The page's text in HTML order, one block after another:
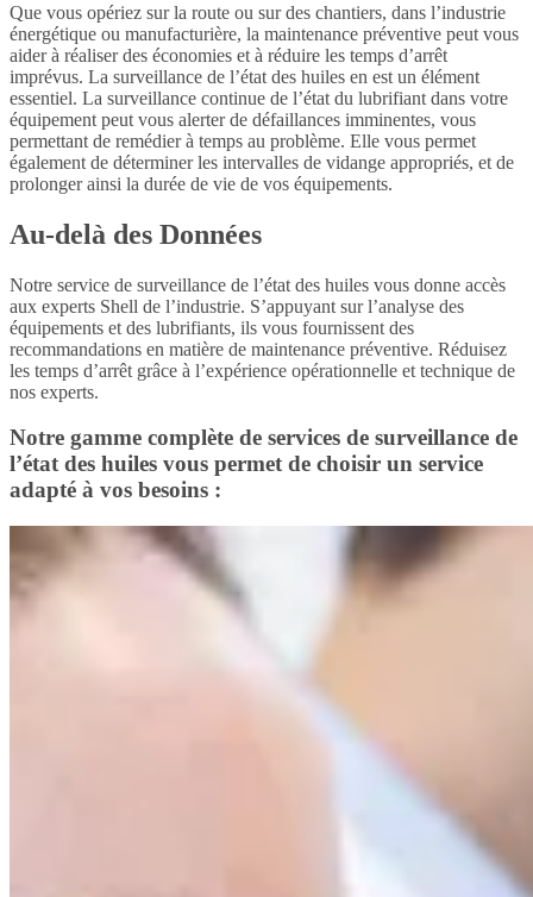
Que vous opériez sur la route ou sur des chantiers, dans l’industrie
énergétique ou manufacturière, la maintenance préventive peut vous
aider à réaliser des économies et à réduire les temps d’arrêt
imprévus. La surveillance de l’état des huiles en est un élément
essentiel. La surveillance continue de l’état du lubrifiant dans votre
équipement peut vous alerter de défaillances imminentes, vous
permettant de remédier à temps au problème. Elle vous permet
également de déterminer les intervalles de vidange appropriés, et de
prolonger ainsi la durée de vie de vos équipements.
Au-delà des Données
Notre service de surveillance de l’état des huiles vous donne accès
aux experts Shell de l’industrie. S’appuyant sur l’analyse des
équipements et des lubrifiants, ils vous fournissent des
recommandations en matière de maintenance préventive. Réduisez
les temps d’arrêt grâce à l’expérience opérationnelle et technique de
nos experts.
Notre gamme complète de services de surveillance de
l’état des huiles vous permet de choisir un service
adapté à vos besoins :